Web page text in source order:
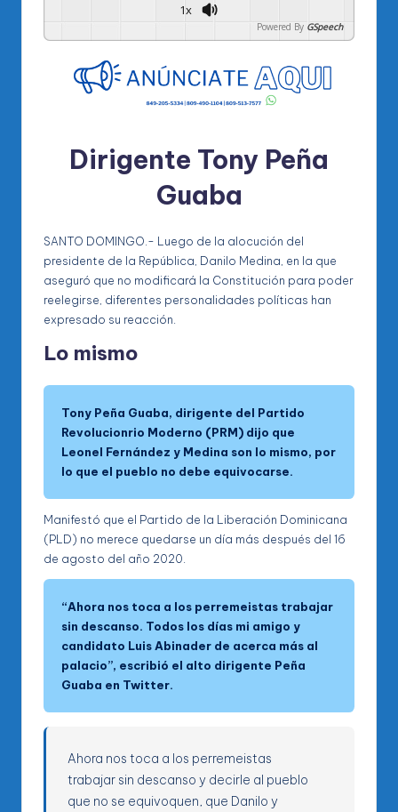
1x
Powered By GSpeech
Dirigente Tony Peña
Guaba
SANTO DOMINGO.- Luego de la alocución del
presidente de la República, Danilo Medina, en la que
aseguró que no modificará la Constitución para poder
reelegirse, diferentes personalidades políticas han
expresado su reacción.
Lo mismo
Tony Peña Guaba, dirigente del Partido
Revolucionrio Moderno (PRM) dijo que
Leonel Fernández y Medina son lo mismo, por
lo que el pueblo no debe equivocarse.
Manifestó que el Partido de la Liberación Dominicana
(PLD) no merece quedarse un día más después del 16
de agosto del año 2020.
“Ahora nos toca a los perremeistas trabajar
sin descanso. Todos los días mi amigo y
candidato Luis Abinader de acerca más al
palacio”, escribió el alto dirigente Peña
Guaba en Twitter.
Ahora nos toca a los perremeistas
trabajar sin descanso y decirle al pueblo
que no se equivoquen, que Danilo y